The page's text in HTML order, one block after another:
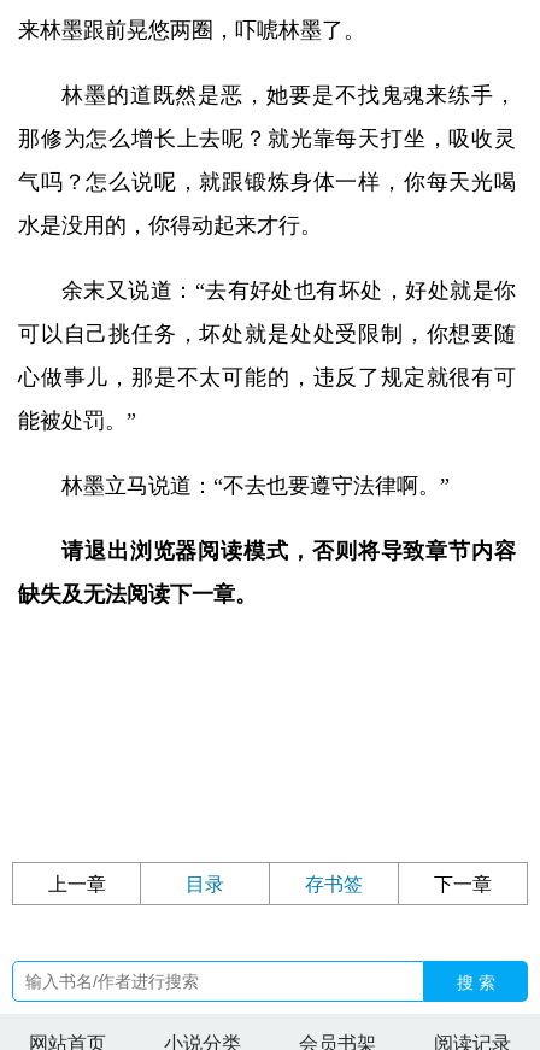
来林墨跟前晃悠两圈，吓唬林墨了。
林墨的道既然是恶，她要是不找鬼魂来练手，
那修为怎么增长上去呢？就光靠每天打坐，吸收灵
气吗？怎么说呢，就跟锻炼身体一样，你每天光喝
水是没用的，你得动起来才行。
余末又说道：“去有好处也有坏处，好处就是你
可以自己挑任务，坏处就是处处受限制，你想要随
心做事儿，那是不太可能的，违反了规定就很有可
能被处罚。”
林墨立马说道：“不去也要遵守法律啊。”
请退出浏览器阅读模式，否则将导致章节内容
缺失及无法阅读下一章。
上一章 目录 存书签 下一章
搜 索
网站首页 小说分类 会员书架 阅读记录